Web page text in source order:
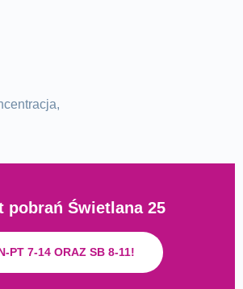
pobrań Świetlana 25
PT 7-14 ORAZ SB 8-11!